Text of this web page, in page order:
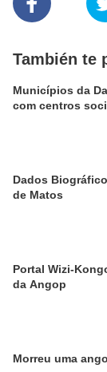
También te
Municípios da
com centros
Dados
de Matos
Portal Wizi-
da Angop
Morreu uma